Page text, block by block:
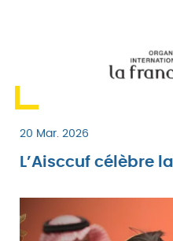
20 Mar. 2026
L’Aisccuf célèbre